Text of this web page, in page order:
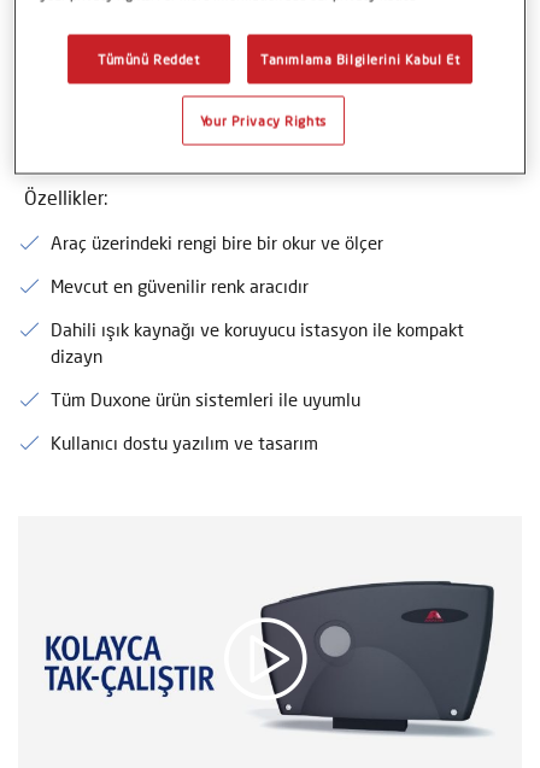
ve şarj istasyonu ile birlikte taşınabilir, kullanımı oldukça
kolay bir spektrodur. Axalta Bulut Sistemi ile kesintisiz
bağlantının keyfini çıkarırken, Duxone renk programı ve
Acquire Color Compact ile sürekli olarak mükemmel renk
eşleştirmelerini elde edin.
Özellikler:
Araç üzerindeki rengi bire bir okur ve ölçer
Mevcut en güvenilir renk aracıdır
Dahili ışık kaynağı ve koruyucu istasyon ile kompakt
dizayn
Tüm Duxone ürün sistemleri ile uyumlu
Kullanıcı dostu yazılım ve tasarım
Tümünü Reddet Tanımlama Bilgilerini Kabul Et
Your Privacy Rights